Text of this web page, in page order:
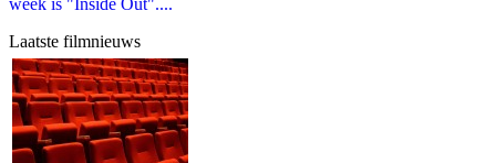
Laatste filmnieuws